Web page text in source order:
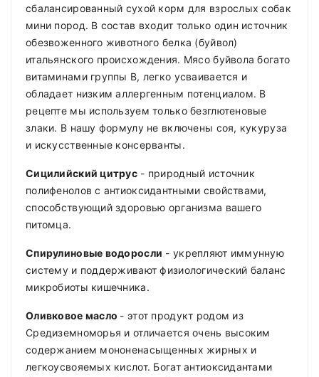
сбалансированный сухой корм для взрослых собак
мини пород. В состав входит только один источник
обезвоженного животного белка (буйвол)
итальянского происхождения. Мясо буйвола богато
витаминами группы В, легко усваивается и
обладает низким аллергенным потенциалом. В
рецепте мы используем только безглютеновые
злаки. В нашу формулу не включены соя, кукуруза
и искусственные консерванты.
Сицилийский цитрус - природный источник
полифенолов с антиоксидантными свойствами,
способствующий здоровью организма вашего
питомца.
Спирулиновые водоросли - укрепляют иммунную
систему и поддерживают физиологический баланс
микробиоты кишечника.
Oливковое масло - этот продукт родом из
Средиземноморья и отличается очень высоким
содержанием мононенасыщенных жирных и
легкоусвояемых кислот. Богат антиоксидантами